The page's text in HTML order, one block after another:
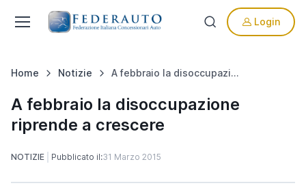
Login
Home Notizie A febbraio la disoccupazione riprende a crescere
A febbraio la disoccupazione
riprende a crescere
NOTIZIE Pubblicato il:31 Marzo 2015